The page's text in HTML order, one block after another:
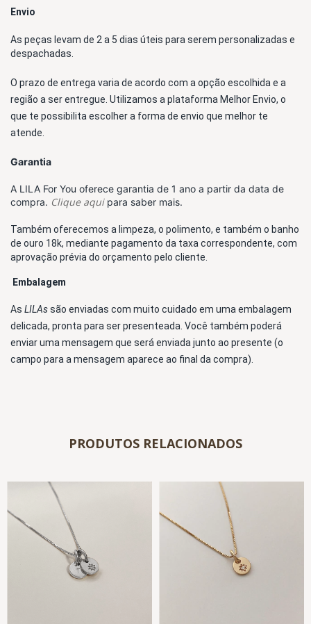
Envio
As peças levam de 2 a 5 dias úteis para serem personalizadas e
despachadas.
O prazo de entrega varia de acordo com a opção escolhida e a
região a ser entregue. Utilizamos a plataforma Melhor Envio, o
que te possibilita escolher a forma de envio que melhor te
atende.
Garantia
A LILA For You oferece garantia de 1 ano a partir da data de
compra. Clique aquipara saber mais.
Também oferecemos a limpeza, o polimento, e também o banho
de ouro 18k, mediante pagamento da taxa correspondente, com
aprovação prévia do orçamento pelo cliente.
Embalagem
As LILAs são enviadas com muito cuidado em uma embalagem
delicada, pronta para ser presenteada. Você também poderá
enviar uma mensagem que será enviada junto ao presente (o
campo para a mensagem aparece ao final da compra).
PRODUTOS RELACIONADOS